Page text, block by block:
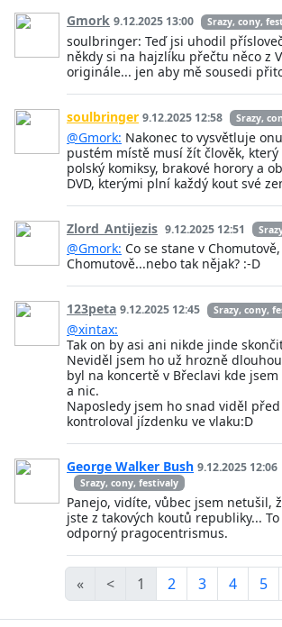
Gmork 9.12.2025 13:00 Srazy, cony,
soulbringer: Teď jsi uhodil
někdy si na hajzlíku přečtu něco z
originále... jen aby mě sousedi
soulbringer 9.12.2025 12:58 Srazy,
@Gmork: Nakonec to vysvětluje
pustém místě musí žít člověk,
polský komiksy, brakové horory a
DVD, kterými plní každý kout své
Zlord_Antijezis 9.12.2025 12:51
@Gmork: Co se stane v
Chomutově...nebo tak nějak? :-D
123peta 9.12.2025 12:45 Srazy, cony,
@xintax:
Tak on by asi ani nikde jinde
Neviděl jsem ho už hrozně
byl na koncertě v Břeclavi kde jsem
a nic.
Naposledy jsem ho snad viděl
kontroloval jízdenku ve vlaku:D
George Walker Bush 9.12.2025 12:06
Srazy, cony, festivaly
Panejo, vidíte, vůbec jsem netušil,
jste z takových koutů republiky...
odporný pragocentrismus.
« < 1 2 3 4 5